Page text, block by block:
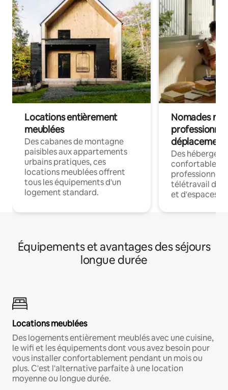
Locations entièrement
meublées
Des cabanes de montagne
paisibles aux appartements
urbains pratiques, ces
locations meublées offrent
tous les équipements d'un
logement standard.
Nomades
déplacement
Des
confortables
professionnels
télétravail
et d'espaces
Équipements et avantages des séjours
longue durée
Locations meublées
Des logements entièrement meublés avec une cuisine,
le wifi et les équipements dont vous avez besoin pour
vous installer confortablement pendant un mois ou
plus. C'est l'alternative parfaite à une location
moyenne ou longue durée.